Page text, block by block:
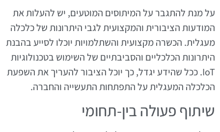
על מנת להתגבר על המיתוסים המוטעים, יש להעלות את
המודעות הציבורית והמקצועית לגבי היתרונות של כלכלה
מעגלית. הכשרה מקצועית והשתלמויות יוכלו לסייע בהבנת
היתרונות הכלכליים והסביבתיים של השימוש בטכנולוגיות
IoT. ככל שהידע יגדל, כך יוכל הציבור להעריך את השפעת
הכלכלה המעגלית על התפתחות התעשייה והחברה.
שיתוף פעולה בין-תחומי